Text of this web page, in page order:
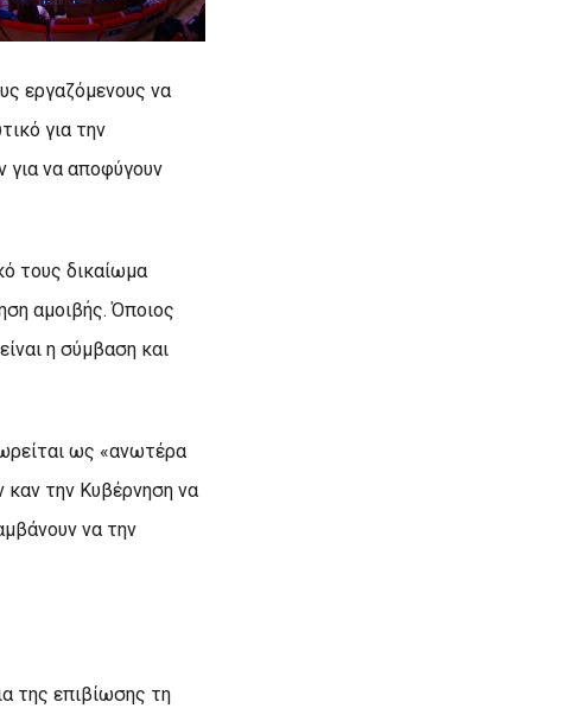
εργαζόμενους να
για την
για να αποφύγουν
τους δικαίωμα
αμοιβής. Όποιος
η σύμβαση και
ως «ανωτέρα
καν την Κυβέρνηση να
να την
της επιβίωσης τη